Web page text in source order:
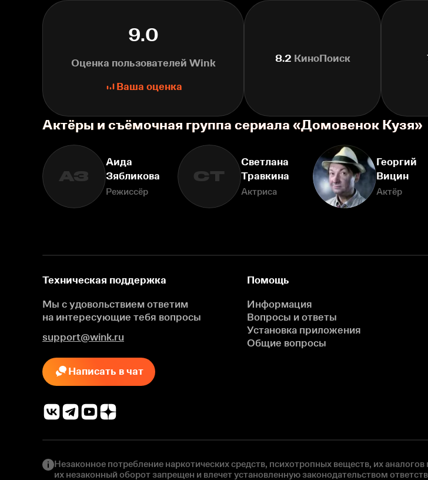
9.0
Оценка пользователей Wink
Ваша оценка
8.2 КиноПоиск
Актёры и съёмочная группа сериала «Домовенок Кузя»
АЗ
Аида
Зябликова
Режиссёр
СТ
Светлана
Травкина
Актриса
Георгий
Вицин
Актёр
Техническая поддержка
Мы с удовольствием ответим
на интересующие тебя вопросы
support@wink.ru
Написать в чат
Помощь
Информация
Вопросы и ответы
Установка приложения
Общие вопросы
Незаконное потребление наркотических средств, психотропных веществ, их
их незаконный оборот запрещен и влечет установленную законодательством